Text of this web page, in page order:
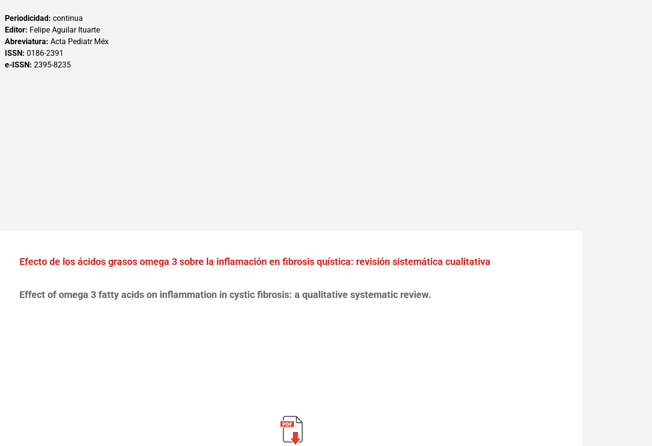
Periodicidad: continua
Editor: Felipe Aguilar Ituarte
Abreviatura: Acta Pediatr Méx
ISSN: 0186-2391
e-ISSN: 2395-8235
Efecto de los ácidos grasos omega 3 sobre la inflamación en fibrosis quística: revisión sistemática cualitativa
Effect of omega 3 fatty acids on inflammation in cystic fibrosis: a qualitative systematic review.